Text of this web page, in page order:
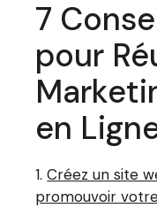
7
pour
en
Créez un site
promouvoir